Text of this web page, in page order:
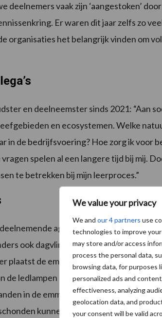
We value your privacy
We and our 4 partners use
technologies to improve
may store and/or access
process the personal data,
browsing data, for purposes
personalized ads and
effectiveness, analyzing
geolocation data, and
your consent will be valid
deelnemers vaak zijn ‘aangestoken’
Er waren dit jaar zelfs zo
organisaties het belangrijk vinden om
en deelneemster sinds 2021: “Aan
en ecosystemen. Welke
in de bedrijfsvoering? Hoe zorg ik voor
vragen spelen al een langere tijd bij mij.
te betrekken bij mijn leerproces.”
agrariërs, ook is er een
ook dagvlinders telt. De
plaatst de emmers aan het einde van de
de ledlampen branden als de avond
in de emmer. Bij het ochtendgloren
kunnen wegvliegen. In de